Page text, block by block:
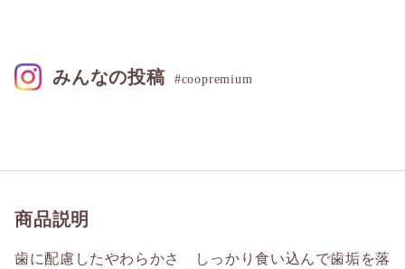
商品説明
歯に配慮したやわらかさ しっかり食い込んで歯垢を落
みんなの投稿 #coopremium